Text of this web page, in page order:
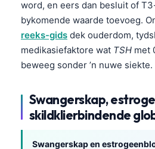
word, en eers dan besluit of
bykomende waarde toevoeg.
reeks-gids dek ouderdom,
medikasiefaktore wat TSH met
beweeg sonder ’n nuwe siekte.
Swangerskap,
skildklierbindende
Swangerskap en
ພາສາລາວ
Basa Jawa
Cebuano
Кыргызча
Татар теле
Беларуская мова
Esperanto